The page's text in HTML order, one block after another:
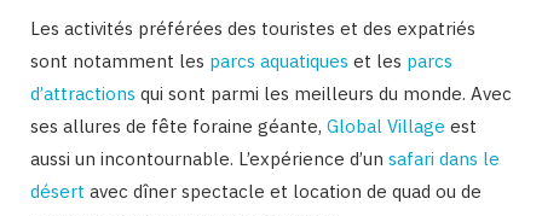
Les activités préférées des touristes et des expatriés
sont notamment les parcs aquatiques et les parcs
d’attractions qui sont parmi les meilleurs du monde. Avec
ses allures de fête foraine géante, Global Village est
aussi un incontournable. L’expérience d’un safari dans le
désert avec dîner spectacle et location de quad ou de